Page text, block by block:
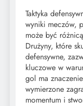
Taktyka
wyniki meczów,
może być
Drużyny, które
defensywne,
kluczowe w
gol ma
wymierzone
momentum i